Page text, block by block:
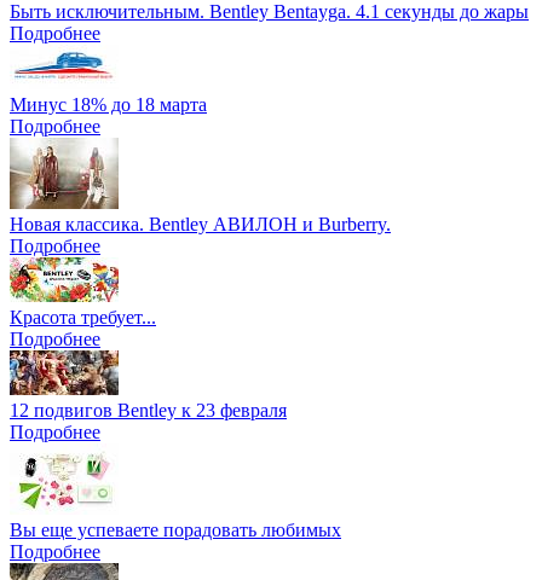
Быть исключительным. Bentley Bentayga. 4.1 секунды до жары
Подробнее
Минус 18% до 18 марта
Подробнее
Новая классика. Bentley АВИЛОН и Burberry.
Подробнее
Красота требует...
Подробнее
12 подвигов Bentley к 23 февраля
Подробнее
Вы еще успеваете порадовать любимых
Подробнее